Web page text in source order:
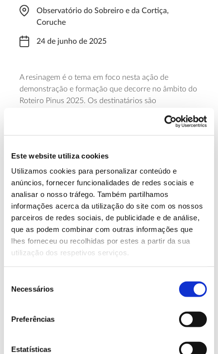
Este website utiliza cookies
Utilizamos cookies para personalizar conteúdo e
anúncios, fornecer funcionalidades de redes sociais e
analisar o nosso tráfego. Também partilhamos
informações acerca da utilização do site com os nossos
parceiros de redes sociais, de publicidade e de análise,
que as podem combinar com outras informações que
lhes forneceu ou recolhidas por estes a partir da sua
utilização dos respetivos serviços.
Necessários
Preferências
Estatísticas
Observatório do Sobreiro e da Cortiça,
Coruche
24 de junho de 2025
A resinagem é o tema em foco nesta ação de
demonstração e formação que decorre no âmbito do
Roteiro Pinus 2025. Os destinatários são
e as 18h vão ficar a par de novas técnicas de
resinagem, debater a valorização do pinhal e
de pinho. A participação é gratuita, mas é necessária
inscrição.
Saiba mais
13.07.2026
Genoma do priolo e de outras espécies em risco:
Registar galhas de Trichi em acácia-das-espigas:
cidadãos chamados a ajudar